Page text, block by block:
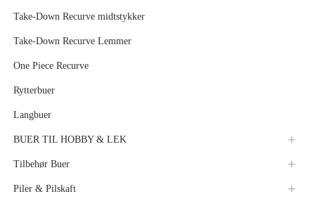
Take-Down Recurve midtstykker
Take-Down Recurve Lemmer
One Piece Recurve
Rytterbuer
Langbuer
BUER TIL HOBBY & LEK
Tilbehør Buer
Piler & Pilskaft